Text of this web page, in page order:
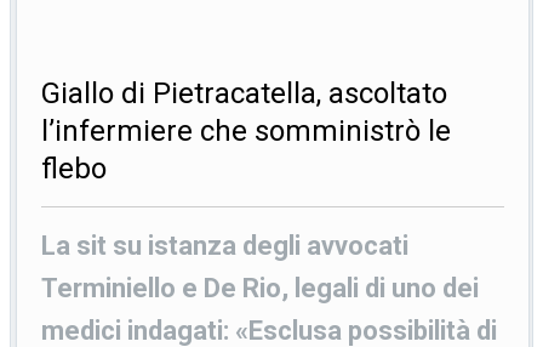
Giallo di Pietracatella, ascoltato
l’infermiere che somministrò le
flebo
La sit su istanza degli avvocati
Terminiello e De Rio, legali di uno dei
medici indagati: «Esclusa possibilità di